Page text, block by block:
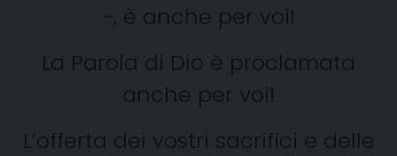
-, è anche per voi!
La Parola di Dio è proclamata
anche per voi!
L’offerta dei vostri sacrifici e delle